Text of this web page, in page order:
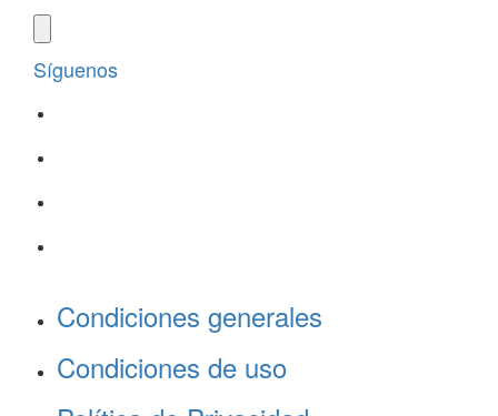
Síguenos
Condiciones generales
Condiciones de uso